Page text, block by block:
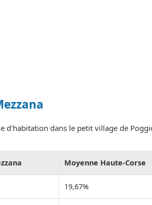
d'habitation dans le petit village de
Moyenne Haute-Corse
19,67%